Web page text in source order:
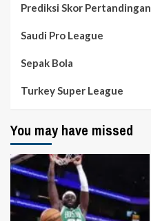
Prediksi Skor
Saudi Pro League
Sepak Bola
Turkey Super League
You may have missed